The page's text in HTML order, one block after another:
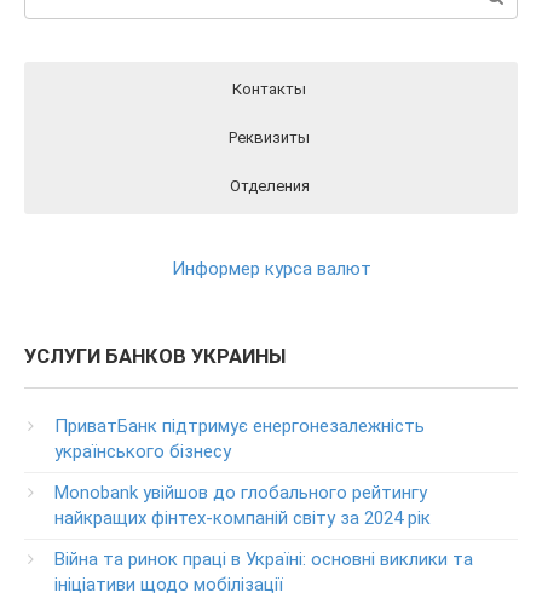
Контакты
Реквизиты
Отделения
Круглосуточный телефон поддержки клиентов
(Бесплатно с мобильных в пределах Украины)
+38-056-716-11-31
клиентов ПриватБанка
Колл центр: 3700
Круглосуточный телефон поддержки VIP­-клиентов
ПриватБанка
Информер курса валют
УСЛУГИ БАНКОВ УКРАИНЫ
ПриватБанк підтримує енергонезалежність
українського бізнесу
Monobank увійшов до глобального рейтингу
найкращих фінтех-компаній світу за 2024 рік
Війна та ринок праці в Україні: основні виклики та
ініціативи щодо мобілізації